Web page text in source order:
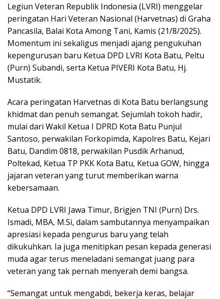
Legiun Veteran Republik Indonesia (LVRI) menggelar
peringatan Hari Veteran Nasional (Harvetnas) di Graha
Pancasila, Balai Kota Among Tani, Kamis (21/8/2025).
Momentum ini sekaligus menjadi ajang pengukuhan
kepengurusan baru Ketua DPD LVRI Kota Batu, Peltu
(Purn) Subandi, serta Ketua PIVERI Kota Batu, Hj.
Mustatik.
Acara peringatan Harvetnas di Kota Batu berlangsung
khidmat dan penuh semangat. Sejumlah tokoh hadir,
mulai dari Wakil Ketua I DPRD Kota Batu Punjul
Santoso, perwakilan Forkopimda, Kapolres Batu, Kejari
Batu, Dandim 0818, perwakilan Pusdik Arhanud,
Poltekad, Ketua TP PKK Kota Batu, Ketua GOW, hingga
jajaran veteran yang turut memberikan warna
kebersamaan.
Ketua DPD LVRI Jawa Timur, Brigjen TNI (Purn) Drs.
Ismadi, MBA, M.Si, dalam sambutannya menyampaikan
apresiasi kepada pengurus baru yang telah
dikukuhkan. Ia juga menitipkan pesan kepada generasi
muda agar terus meneladani semangat juang para
veteran yang tak pernah menyerah demi bangsa.
“Semangat untuk mengabdi, bekerja keras, belajar